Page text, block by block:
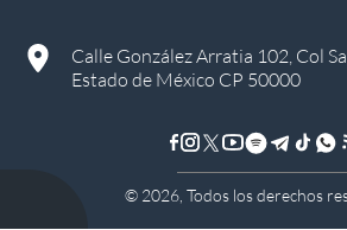
Calle González Arratia 102, Col
Estado de México CP 50000
© 2026 , Todos los derechos